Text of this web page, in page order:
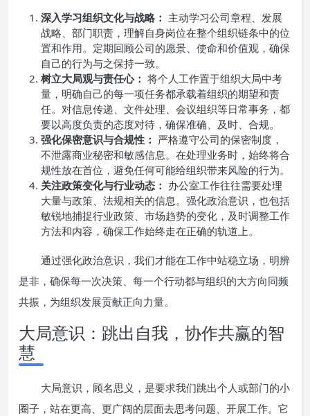
深入学习组织文化与战略： 主动学习公司章程、发展
战略、部门职责，理解自身岗位在整个组织链条中的位
置和作用。定期回顾公司的愿景、使命和价值观，确保
自己的行为与之保持一致。
树立大局观与责任心： 将个人工作置于组织大局中考
量，明确自己的每一项任务都承载着组织的期望和责
任。对信息传递、文件处理、会议组织等日常事务，都
要以高度负责的态度对待，确保准确、及时、合规。
强化保密意识与合规性： 严格遵守公司的保密制度，
不泄露商业秘密和敏感信息。在处理业务时，始终将合
规性放在首位，避免任何可能给组织带来风险的行为。
关注政策变化与行业动态： 办公室工作往往需要处理
大量与政策、法规相关的信息。强化政治意识，也包括
敏锐地捕捉行业政策、市场趋势的变化，及时调整工作
方法和内容，确保工作始终走在正确的轨道上。
通过强化政治意识，我们才能在工作中站稳立场，明辨
是非，确保每一次决策、每一个行动都与组织的大方向同频
共振，为组织发展贡献正向力量。
大局意识：跳出自我，协作共赢的智
慧
大局意识，顾名思义，是要求我们跳出个人或部门的小
圈子，站在更高、更广阔的层面去思考问题、开展工作。它